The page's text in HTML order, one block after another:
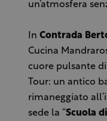
un’atmosfera
In Contrada
Cucina
cuore pulsante
Tour: un antico
rimaneggiato
sede la “Scuola